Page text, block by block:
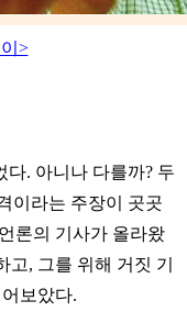
>
다. 아니나 다를까? 두
이라는 주장이 곳곳
론의 기사가 올라왔
, 그를 위해 거짓 기
보았다.